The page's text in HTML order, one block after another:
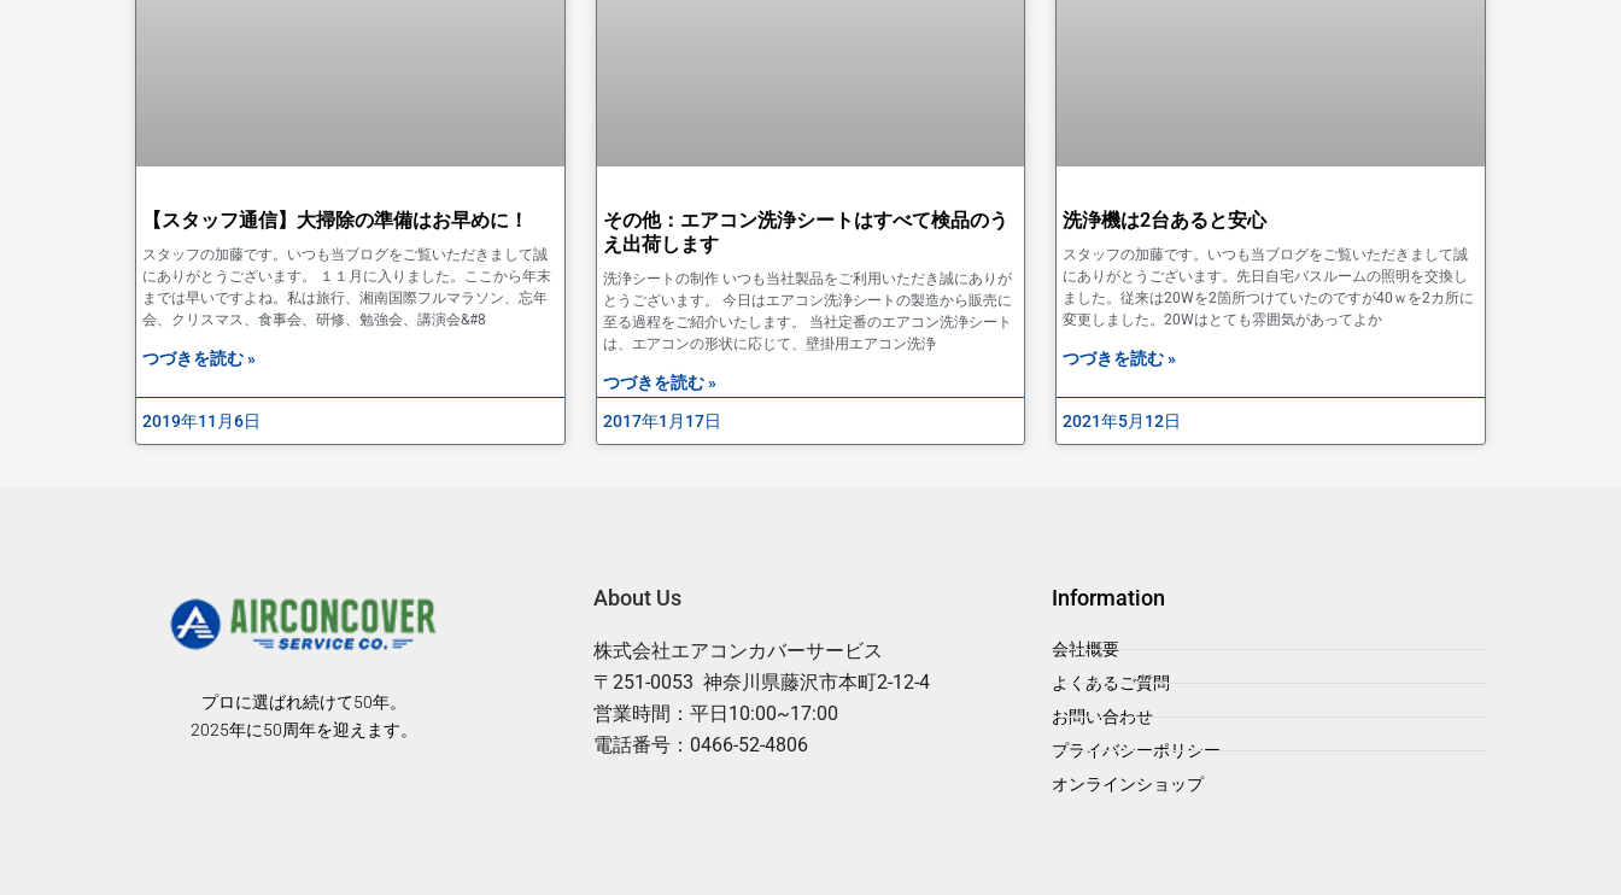
【スタッフ通信】大掃除の準備はお早めに！
スタッフの加藤です。いつも当ブログをご覧いただきまして誠
にありがとうございます。 １１月に入りました。ここから年末
までは早いですよね。私は旅行、湘南国際フルマラソン、忘年
会、クリスマス、食事会、研修、勉強会、講演会&#8
つづきを読む »
2019年11月6日
その他：エアコン洗浄シートはすべて検品のう
え出荷します
洗浄シートの制作 いつも当社製品をご利用いただき誠にありが
とうございます。 今日はエアコン洗浄シートの製造から販売に
至る過程をご紹介いたします。 当社定番のエアコン洗浄シート
は、エアコンの形状に応じて、壁掛用エアコン洗浄
つづきを読む »
2017年1月17日
洗浄機は2台あると安心
スタッフの加藤です。いつも当ブログをご覧いただきまして誠
にありがとうございます。先日自宅バスルームの照明を交換し
ました。従来は20Wを2箇所つけていたのですが40ｗを2カ所に
変更しました。20Wはとても雰囲気があってよか
つづきを読む »
2021年5月12日
プロに選ばれ続けて50年。
2025年に50周年を迎えます。
About Us
株式会社エアコンカバーサービス
〒251-0053 神奈川県藤沢市本町2-12-4
営業時間：平日10:00~17:00
電話番号：0466-52-4806
Information
会社概要
よくあるご質問
お問い合わせ
プライバシーポリシー
オンラインショップ